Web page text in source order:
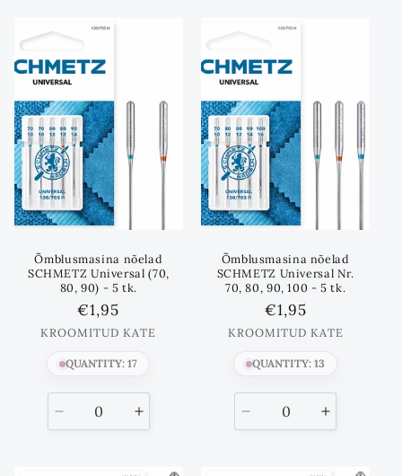
Õmblusmasina nõelad
SCHMETZ Universal (70,
80, 90) - 5 tk.
Standards
hind
€1,95
KROOMITUD KATE
QUANTITY: 17
Vähenda
Suurenda
Õmblusmasina nõelad
SCHMETZ Universal Nr.
70, 80, 90, 100 - 5 tk.
Standards
hind
€1,95
KROOMITUD KATE
QUANTITY: 13
Vähenda
Suurenda